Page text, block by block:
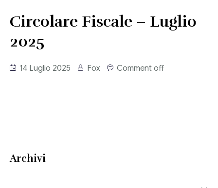
Circolari
Circolari Flash
Eventi
Corsi FAD
Video/Tv
Press
Circolare Fiscale – Luglio
2025
14 Luglio 2025 Fox Comment off
Archivi